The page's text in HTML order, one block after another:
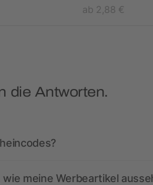
ab 2,88 €
die Antworten.
meine Werbeartikel